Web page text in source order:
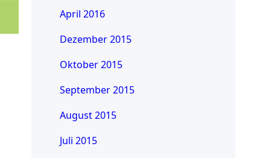
April 2016
Dezember 2015
Oktober 2015
September 2015
August 2015
Juli 2015